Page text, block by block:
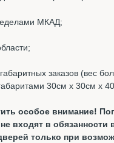
МКАД;
заказов (вес
30см х 30см х
особое внимание!
входят в обязанности
только при